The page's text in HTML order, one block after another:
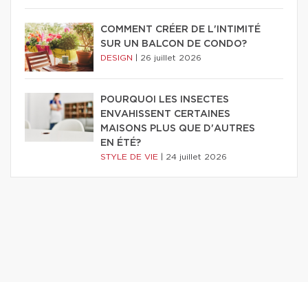
COMMENT CRÉER DE L'INTIMITÉ
SUR UN BALCON DE CONDO?
DESIGN 26 juillet 2026
POURQUOI LES INSECTES
ENVAHISSENT CERTAINES
MAISONS PLUS QUE D'AUTRES
EN ÉTÉ?
STYLE DE VIE 24 juillet 2026